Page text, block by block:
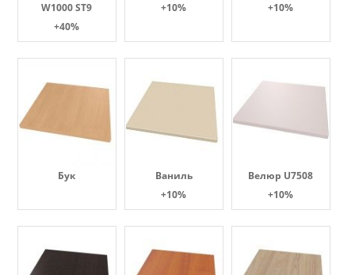
W1000 ST9
+40%
+10%
+10%
Бук
Ваниль
+10%
Велюр U7508
+10%